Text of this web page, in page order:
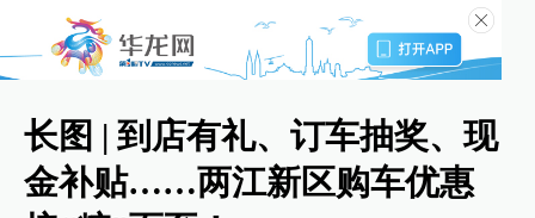
长图 | 到店有礼、订车抽奖、现
金补贴……两江新区购车优惠